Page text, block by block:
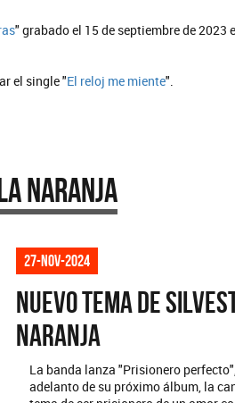
" grabado el 15 de septiembre de 2023
el single "El reloj me miente".
Naranja
27-nov-2024
Nuevo tema de
Naranja
La banda lanza "Prisionero
adelanto de su próximo álbum, la